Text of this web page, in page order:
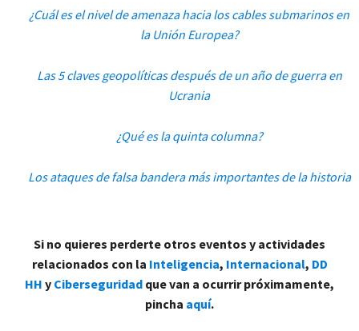
¿Cuál es el nivel de amenaza hacia los cables submarinos en
la Unión Europea?
Las 5 claves geopolíticas después de un año de guerra en
Ucrania
¿Qué es la quinta columna?
Los ataques de falsa bandera más importantes de la historia
Si no quieres perderte otros eventos y actividades
relacionados con la Inteligencia, Internacional, DD
HH y Ciberseguridad que van a ocurrir próximamente,
pincha aquí.